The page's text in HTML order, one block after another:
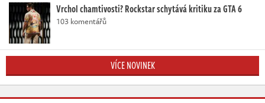
Vrchol chamtivosti? Rockstar schytává kritiku za GTA 6
103 komentářů
VÍCE NOVINEK